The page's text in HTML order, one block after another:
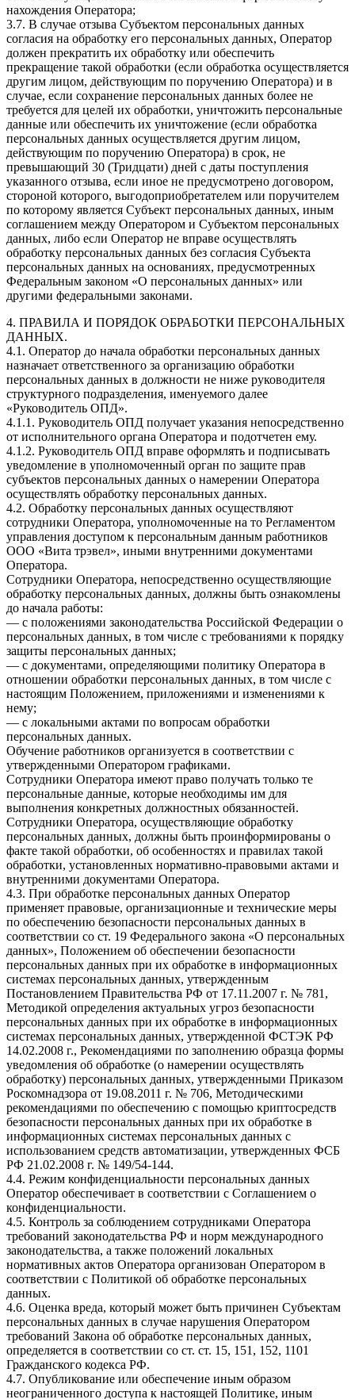
нахождения Оператора;
3.7. В случае отзыва Субъектом персональных данных
согласия на обработку его персональных данных, Оператор
должен прекратить их обработку или обеспечить
прекращение такой обработки (если обработка осуществляется
другим лицом, действующим по поручению Оператора) и в
случае, если сохранение персональных данных более не
требуется для целей их обработки, уничтожить персональные
данные или обеспечить их уничтожение (если обработка
персональных данных осуществляется другим лицом,
действующим по поручению Оператора) в срок, не
превышающий 30 (Тридцати) дней с даты поступления
указанного отзыва, если иное не предусмотрено договором,
стороной которого, выгодоприобретателем или поручителем
по которому является Субъект персональных данных, иным
соглашением между Оператором и Субъектом персональных
данных, либо если Оператор не вправе осуществлять
обработку персональных данных без согласия Субъекта
персональных данных на основаниях, предусмотренных
Федеральным законом «О персональных данных» или
другими федеральными законами.
4. ПРАВИЛА И ПОРЯДОК ОБРАБОТКИ ПЕРСОНАЛЬНЫХ
ДАННЫХ.
4.1. Оператор до начала обработки персональных данных
назначает ответственного за организацию обработки
персональных данных в должности не ниже руководителя
структурного подразделения, именуемого далее
«Руководитель ОПД».
4.1.1. Руководитель ОПД получает указания непосредственно
от исполнительного органа Оператора и подотчетен ему.
4.1.2. Руководитель ОПД вправе оформлять и подписывать
уведомление в уполномоченный орган по защите прав
субъектов персональных данных о намерении Оператора
осуществлять обработку персональных данных.
4.2. Обработку персональных данных осуществляют
сотрудники Оператора, уполномоченные на то Регламентом
управления доступом к персональным данным работников
ООО «Вита трэвел», иными внутренними документами
Оператора.
Сотрудники Оператора, непосредственно осуществляющие
обработку персональных данных, должны быть ознакомлены
до начала работы:
— с положениями законодательства Российской Федерации о
персональных данных, в том числе с требованиями к порядку
защиты персональных данных;
— с документами, определяющими политику Оператора в
отношении обработки персональных данных, в том числе с
настоящим Положением, приложениями и изменениями к
нему;
— с локальными актами по вопросам обработки
персональных данных.
Обучение работников организуется в соответствии с
утвержденными Оператором графиками.
Сотрудники Оператора имеют право получать только те
персональные данные, которые необходимы им для
выполнения конкретных должностных обязанностей.
Сотрудники Оператора, осуществляющие обработку
персональных данных, должны быть проинформированы о
факте такой обработки, об особенностях и правилах такой
обработки, установленных нормативно-правовыми актами и
внутренними документами Оператора.
4.3. При обработке персональных данных Оператор
применяет правовые, организационные и технические меры
по обеспечению безопасности персональных данных в
соответствии со ст. 19 Федерального закона «О персональных
данных», Положением об обеспечении безопасности
персональных данных при их обработке в информационных
системах персональных данных, утвержденным
Постановлением Правительства РФ от 17.11.2007 г. № 781,
Методикой определения актуальных угроз безопасности
персональных данных при их обработке в информационных
системах персональных данных, утвержденной ФСТЭК РФ
14.02.2008 г., Рекомендациями по заполнению образца формы
уведомления об обработке (о намерении осуществлять
обработку) персональных данных, утвержденными Приказом
Роскомнадзора от 19.08.2011 г. № 706, Методическими
рекомендациями по обеспечению с помощью криптосредств
безопасности персональных данных при их обработке в
информационных системах персональных данных с
использованием средств автоматизации, утвержденных ФСБ
РФ 21.02.2008 г. № 149/54-144.
4.4. Режим конфиденциальности персональных данных
Оператор обеспечивает в соответствии с Соглашением о
конфиденциальности.
4.5. Контроль за соблюдением сотрудниками Оператора
требований законодательства РФ и норм международного
законодательства, а также положений локальных
нормативных актов Оператора организован Оператором в
соответствии с Политикой об обработке персональных
данных.
4.6. Оценка вреда, который может быть причинен Субъектам
персональных данных в случае нарушения Оператором
требований Закона об обработке персональных данных,
определяется в соответствии со ст. ст. 15, 151, 152, 1101
Гражданского кодекса РФ.
4.7. Опубликование или обеспечение иным образом
неограниченного доступа к настоящей Политике, иным